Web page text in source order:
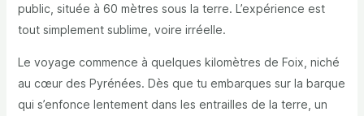
public, située à 60 mètres sous la terre. L’expérience est
tout simplement sublime, voire irréelle.
Le voyage commence à quelques kilomètres de Foix, niché
au cœur des Pyrénées. Dès que tu embarques sur la barque
qui s’enfonce lentement dans les entrailles de la terre, un